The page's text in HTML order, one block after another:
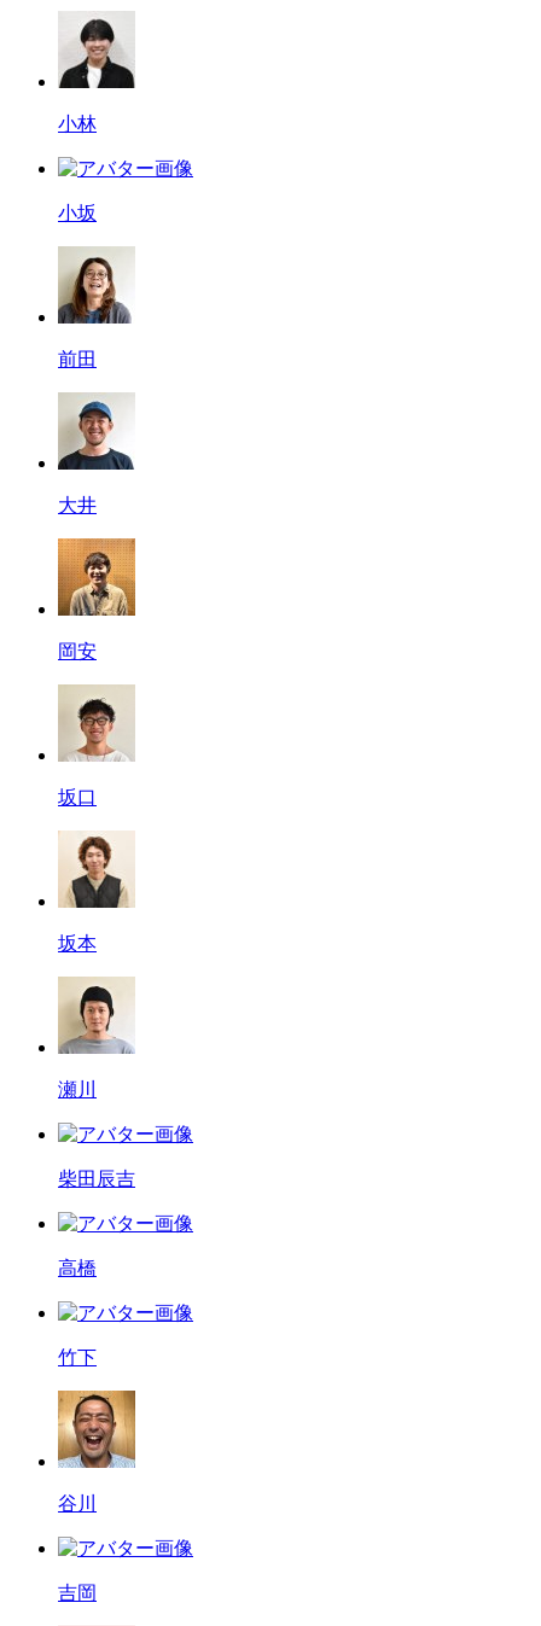
小林
小坂
前田
大井
岡安
坂口
坂本
瀬川
柴田辰吉
高橋
竹下
谷川
吉岡